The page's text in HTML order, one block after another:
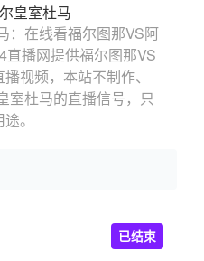
皇室杜马
：在线看福尔图那VS阿
播网提供福尔图那VS
视频，本站不制作、
室杜马的直播信号，只
。
已结束